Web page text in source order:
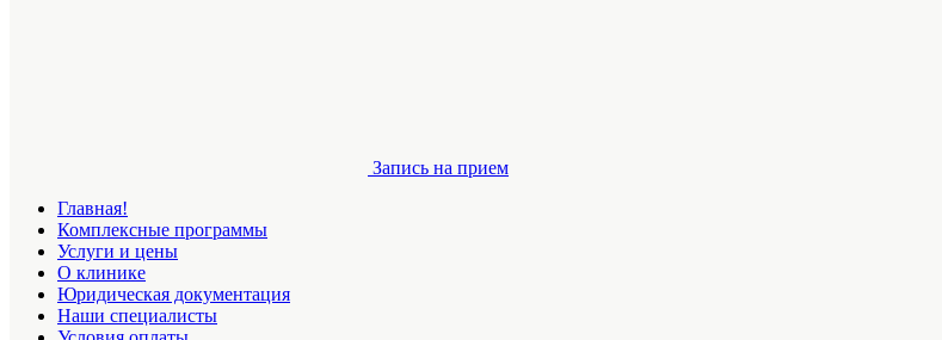
Запись на прием
Главная!
Комплексные программы
Услуги и цены
О клинике
Юридическая документация
Наши специалисты